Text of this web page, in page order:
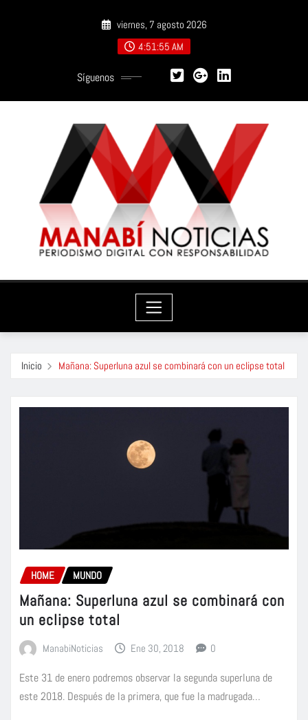
viernes, 7 agosto 2026
4:51:56 AM
Síguenos
Inicio Mañana: Superluna azul se combinará con un eclipse total
HOME MUNDO
Mañana: Superluna azul se combinará con
un eclipse total
ManabiNoticias Ene 30, 2018 0
Este 31 de enero podremos observar la segunda superluna de
este 2018. Después de la primera, que fue la madrugada…